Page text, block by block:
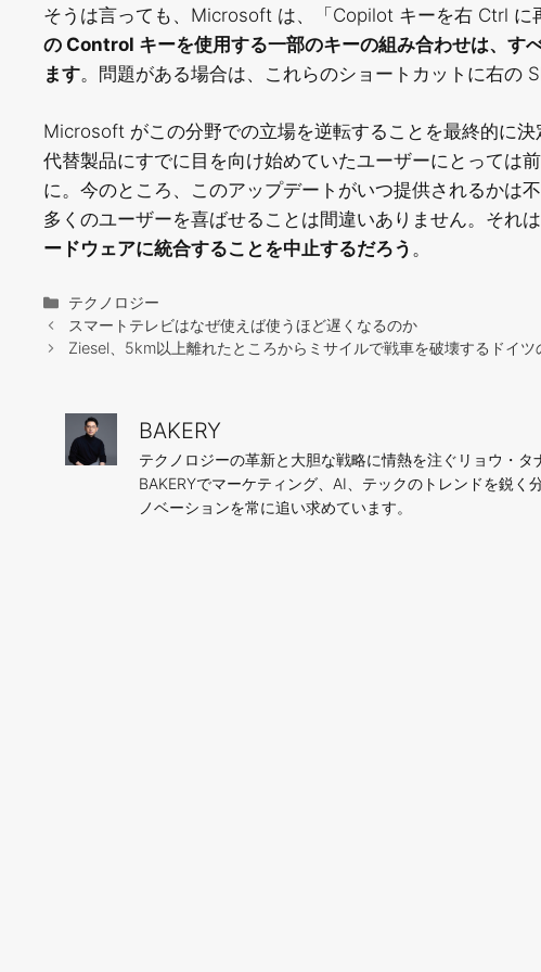
そうは言っても、Microsoft は、「Copilot キーを右 Ctrl に
の Control キーを使用する一部のキーの組み合わせは、す
ます。問題がある場合は、これらのショートカットに右の
Microsoft がこの分野での立場を逆転することを最終的に
代替製品にすでに目を向け始めていたユーザーにとっては
に。今のところ、このアップデートがいつ提供されるかは
多くのユーザーを喜ばせることは間違いありません。それは
ードウェアに統合することを中止するだろう 。
カ
テ
ゴ
テクノロジー
スマートテレビはなぜ使えば使うほど遅くなるのか
Ziesel、5km以上離れたところからミサイルで戦車を破壊するドイツ
BAKERY
テクノロジーの革新と大胆な戦略に情熱を注ぐリョウ・タ
BAKERYでマーケティング、AI、テックのトレンドを鋭
ノベーションを常に追い求めています。